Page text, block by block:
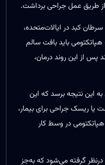
طریق عمل جراحی برداشت.
سرطان کبد در ایالات‌متحده،
باید بافت سالم
پس از این روند درمان،
نتیجه برسد که این
یا ریسک جراحی برای بیمار،
در وسط کار
گرفته می‌شود که به‌جز